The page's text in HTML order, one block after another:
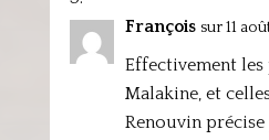
François sur 11
Effectivement
Malakine, et
Renouvin